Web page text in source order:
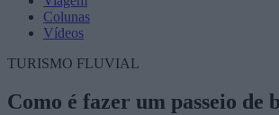
Colunas
Vídeos
TURISMO FLUVIAL
Como é fazer um passeio de